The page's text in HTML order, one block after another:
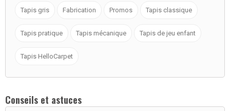
Tapis gris Fabrication Promos Tapis classique
Tapis pratique Tapis mécanique Tapis de jeu enfant
Tapis HelloCarpet
Conseils et astuces